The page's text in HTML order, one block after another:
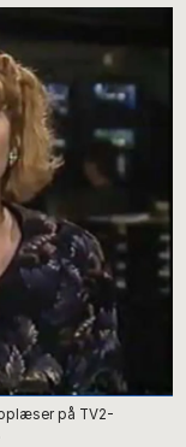
på TV2-